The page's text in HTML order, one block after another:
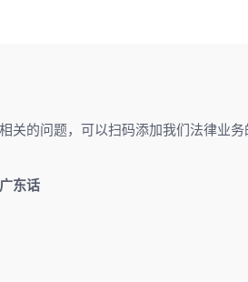
关的问题，可以扫码添加我们法律业
东话